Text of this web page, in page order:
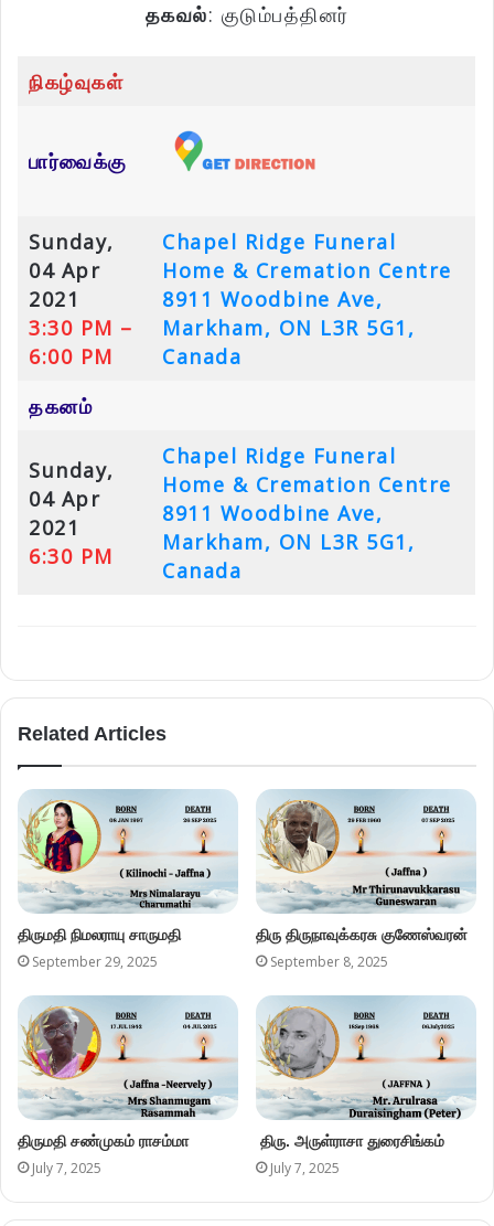
தகவல்: குடும்பத்தினர்
நிகழ்வுகள்
பார்வைக்கு
Sunday,
04 Apr
2021
3:30 PM –
6:00 PM
Chapel Ridge Funeral
Home & Cremation Centre
8911 Woodbine Ave,
Markham, ON L3R 5G1,
Canada
தகனம்
Sunday,
04 Apr
2021
6:30 PM
Chapel Ridge Funeral
Home & Cremation Centre
8911 Woodbine Ave,
Markham, ON L3R 5G1,
Canada
Related Articles
திருமதி நிமலராயு சாருமதி
September 29, 2025
திரு திருநாவுக்கரசு குணேஸ்வரன்
September 8, 2025
திருமதி சண்முகம் ராசம்மா
July 7, 2025
திரு. அருள்ராசா துரைசிங்கம்
July 7, 2025